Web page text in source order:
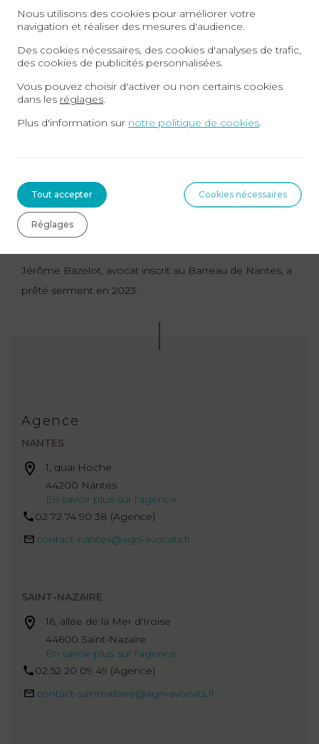
de conserver des connaissances juridiques actualisées.
Enfin, et après plusieurs années au sein du Cabinet
AGN Avocats Nantes, il devient associé de la structure,
accompagnant une clientèle variée dans leurs
Jérôme Bazelot, avocat inscrit au Barreau de Nantes, a
prêté serment en 2023.
Agence
NANTES
1, quai Hoche
44200 Nantes
En savoir plus sur l'agence
02 72 74 90 38 (Agence)
contact-nantes@agn-avocats.fr
SAINT-NAZAIRE
16, allée de la Mer d'Iroise
44600 Saint-Nazaire
En savoir plus sur l'agence
02 52 20 09 49 (Agence)
contact-saintnazaire@agn-avocats.fr
Nous utilisons des cookies pour améliorer votre
navigation et réaliser des mesures d'audience.
Des cookies nécessaires, des cookies d'analyses de trafic,
des cookies de publicités personnalisées.
Vous pouvez choisir d'activer ou non certains cookies
dans les réglages
Plus d'information sur notre politique de cookies
Tout accepter Cookies nécessaires
Réglages